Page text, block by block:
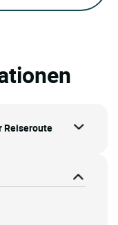
Reiseroute